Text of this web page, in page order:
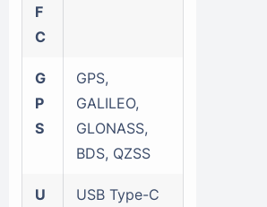
F
C
G
P
S
GPS,
GALILEO,
GLONASS,
BDS, QZSS
U
USB Type-C